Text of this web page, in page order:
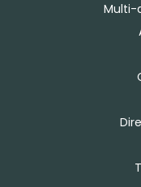
Multi-